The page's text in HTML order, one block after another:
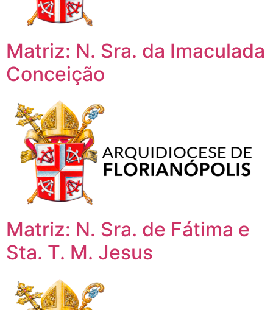
Matriz: N. Sra. da Imaculada
Conceição
Matriz: N. Sra. de Fátima e
Sta. T. M. Jesus